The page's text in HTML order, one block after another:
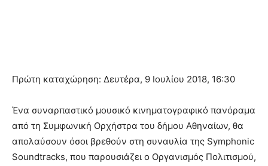
Πρώτη καταχώρηση: Δευτέρα, 9 Ιουλίου 2018, 16:30
Ένα συναρπαστικό μουσικό κινηματογραφικό πανόραμα
από τη Συμφωνική Ορχήστρα του δήμου Αθηναίων, θα
απολαύσουν όσοι βρεθούν στη συναυλία της Symphonic
Soundtracks, που παρουσιάζει ο Οργανισμός Πολιτισμού,